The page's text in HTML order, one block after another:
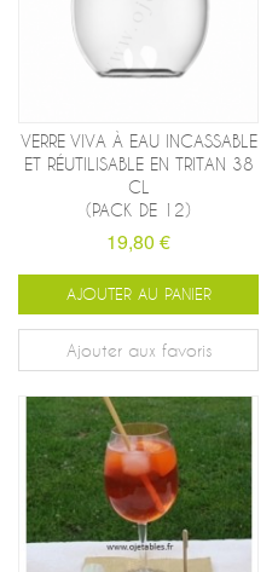
VERRE VIVA À EAU INCASSABLE
ET RÉUTILISABLE EN TRITAN 38
CL
(PACK DE 12)
19,80 €
AJOUTER AU PANIER
Ajouter aux favoris